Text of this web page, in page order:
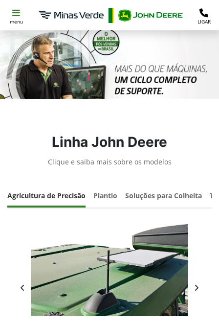
menu LIGAR
Linha John Deere
Clique e saiba mais sobre os modelos
Agricultura de Precisão Plantio Soluções para Colheita